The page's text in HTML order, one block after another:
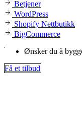
Betjener
WordPress
Shopify Nettbutikk
BigCommerce
Ønsker du å
Få et tilbud